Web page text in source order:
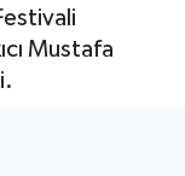
Mustafa